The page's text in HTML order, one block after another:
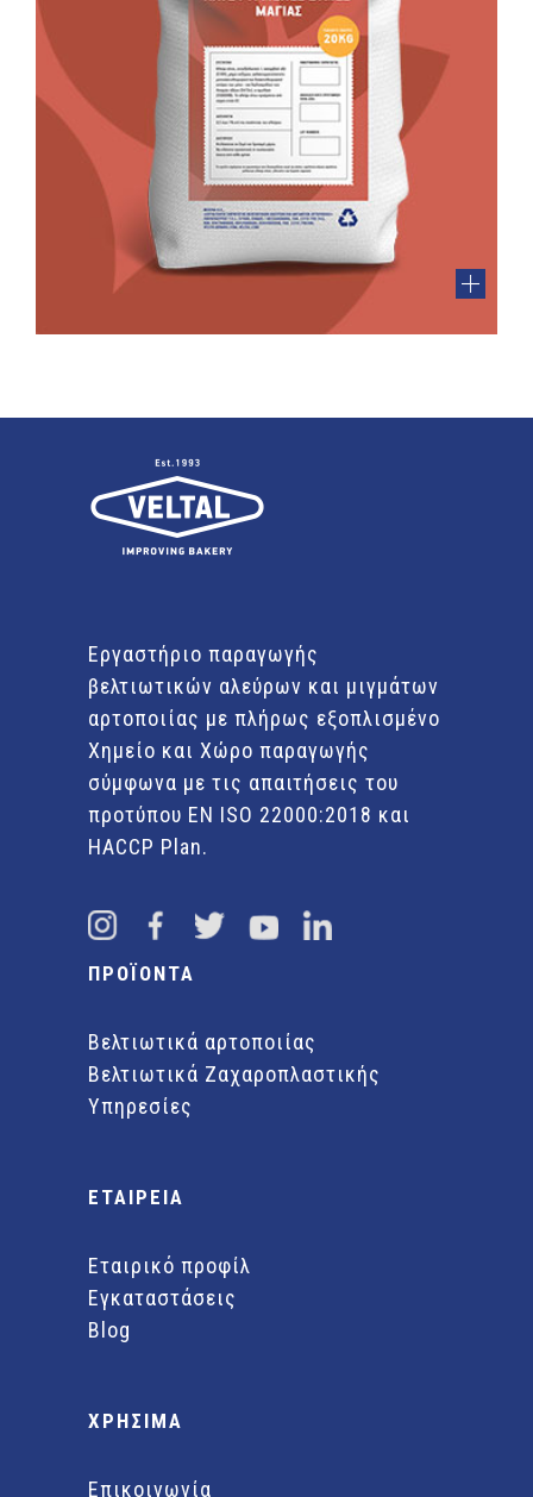
Εργαστήριο παραγωγής
βελτιωτικών αλεύρων και μιγμάτων
αρτοποιίας με πλήρως εξοπλισμένο
Χημείο και Χώρο παραγωγής
σύμφωνα με τις απαιτήσεις του
προτύπου EN ISO 22000:2018 και
HACCP Plan.
ΠΡΟΪΟΝΤΑ
Βελτιωτικά αρτοποιίας
Βελτιωτικά Ζαχαροπλαστικής
Υπηρεσίες
ΕΤΑΙΡΕΙΑ
Εταιρικό προφίλ
Εγκαταστάσεις
Blog
ΧΡΗΣΙΜΑ
Επικοινωνία